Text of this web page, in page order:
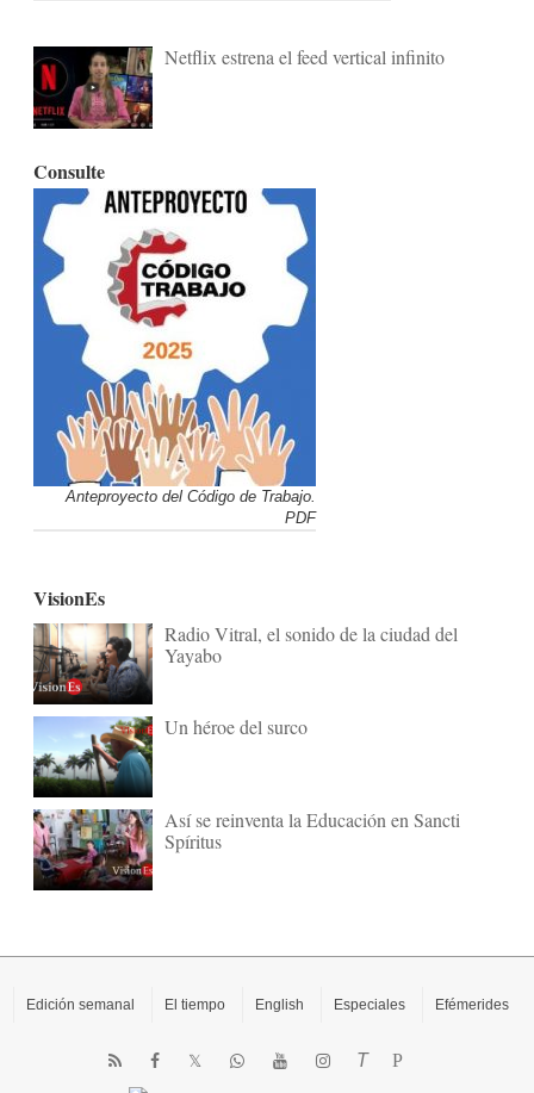
Netflix estrena el feed vertical infinito
Consulte
Anteproyecto del Código de Trabajo.
PDF
VisionEs
Radio Vitral, el sonido de la ciudad del
Yayabo
Un héroe del surco
Así se reinventa la Educación en Sancti
Spíritus
Edición semanal El tiempo English Especiales Efémerides
T P